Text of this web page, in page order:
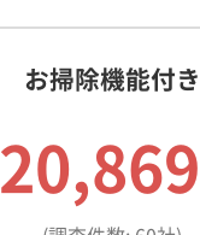
タベタした層があっ
後に薪ストーブの油
する。こうなると、
お掃除機能付き
20,869